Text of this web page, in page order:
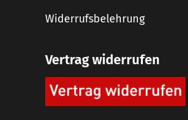
Widerrufsbelehrung
Vertrag widerrufen